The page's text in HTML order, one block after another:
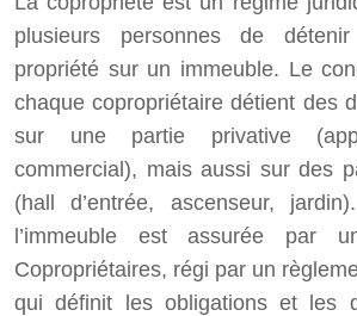
plusieurs personnes de
propriété sur un immeuble. Le
chaque copropriétaire détient des
sur une partie privative
commercial), mais aussi sur des
(hall d’entrée, ascenseur,
l’immeuble est assurée par
Copropriétaires, régi par un
qui définit les obligations et les